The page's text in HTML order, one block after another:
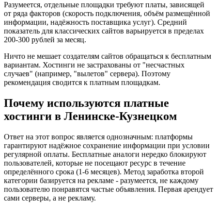
Разумеется, отдельные площадки требуют платы, зависящей
от ряда факторов (скорость подключения, объём размещённой
информации, надёжность поставщика услуг). Средний
показатель для классических сайтов варьируется в пределах
200-300 рублей за месяц.
Ничто не мешает создателям сайтов обращаться к бесплатным
вариантам. Хостинги не застрахованы от "несчастных
случаев" (например, "вылетов" сервера). Поэтому
рекомендация сводится к платным площадкам.
Почему используются платные
хостинги в Ленинске-Кузнецком
Ответ на этот вопрос является однозначным: платформы
гарантируют надёжное сохранение информации при условии
регулярной оплаты. Бесплатные аналоги нередко блокируют
пользователей, которые не посещают ресурс в течение
определённого срока (1-6 месяцев). Метод заработка второй
категории базируется на рекламе - разумеется, не каждому
пользователю понравятся частые объявления. Первая арендует
сами серверы, а не рекламу.